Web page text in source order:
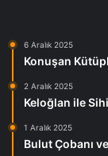
6 Aralık 2025
Konuşan
2 Aralık 2025
Keloğlan ile
1 Aralık 2025
Bulut Çobanı